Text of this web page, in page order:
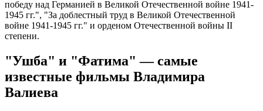
победу над Германией в Великой Отечественной войне 1941-
1945 гг.", "За доблестный труд в Великой Отечественной
войне 1941-1945 гг." и орденом Отечественной войны II
степени.
"Ушба" и "Фатима" — самые
известные фильмы Владимира
Валиева